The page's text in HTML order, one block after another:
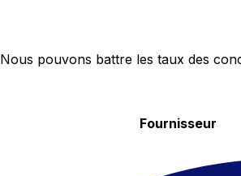
Nous pouvons battre les taux des
Fournisseur